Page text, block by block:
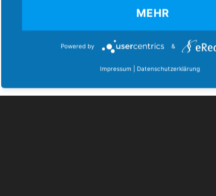
MEHR
Powered by &
Impressum Datenschutzerklärung